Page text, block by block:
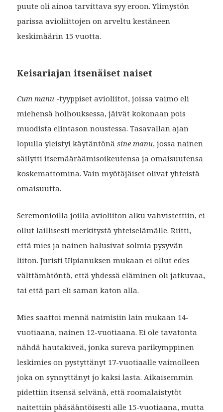
puute oli ainoa tarvittava syy eroon. Ylimystön
parissa avioliittojen on arveltu kestäneen
keskimäärin 15 vuotta.
Keisariajan itsenäiset naiset
Cum manu -tyyppiset avioliitot, joissa vaimo eli
miehensä holhouksessa, jäivät kokonaan pois
muodista elintason noustessa. Tasavallan ajan
lopulla yleistyi käytäntönäsine manu, jossa nainen
säilytti itsemääräämisoikeutensa ja omaisuutensa
koskemattomina. Vain myötäjäiset olivat yhteistä
omaisuutta.
Seremonioilla joilla avioliiton alku vahvistettiin, ei
ollut laillisesti merkitystä yhteiselämälle. Riitti,
että mies ja nainen halusivat solmia pysyvän
liiton. Juristi Ulpianuksen mukaan ei ollut edes
välttämätöntä, että yhdessä eläminen oli jatkuvaa,
tai että pari eli saman katon alla.
Mies saattoi mennä naimisiin lain mukaan 14-
vuotiaana, nainen 12-vuotiaana. Ei ole tavatonta
nähdä hautakiveä, jonka sureva parikymppinen
leskimies on pystyttänyt 17-vuotiaalle vaimolleen
joka on synnyttänyt jo kaksi lasta. Aikaisemmin
pidettiin itsensä selvänä, että roomalaistytöt
naitettiin pääsääntöisesti alle 15-vuotiaana, mutta